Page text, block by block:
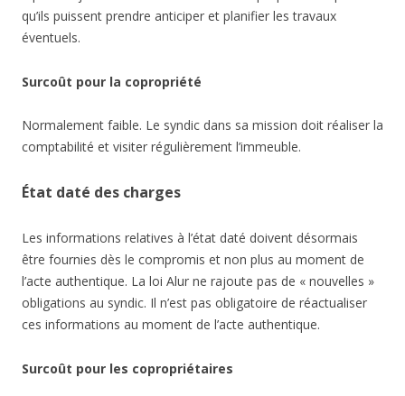
qu’ils puissent prendre anticiper et planifier les travaux
éventuels.
Surcoût pour la copropriété
Normalement faible. Le syndic dans sa mission doit réaliser la
comptabilité et visiter régulièrement l’immeuble.
État daté des charges
Les informations relatives à l’état daté doivent désormais
être fournies dès le compromis et non plus au moment de
l’acte authentique. La loi Alur ne rajoute pas de « nouvelles »
obligations au syndic. Il n’est pas obligatoire de réactualiser
ces informations au moment de l’acte authentique.
Surcoût pour les copropriétaires